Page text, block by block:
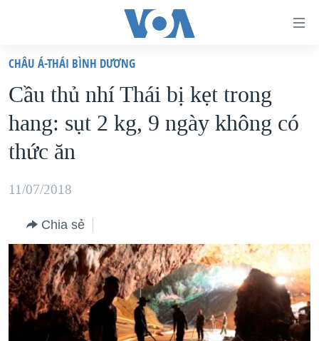
truy
cập
Tới
nội
chính
hướng
chính
Đi
tới
VIỆT NAM
HOA KỲ
BIỂN ĐÔNG
THẾ GIỚI
DIỄN ĐÀN
MỤC
TỰ DO BÁO CHÍ
VẠCH TRẦN TIN GIẢ
NGƯỜI VIỆT HẢI NGOẠI
CHUYÊN ĐỀ
CHIẾN TRANH THƯƠNG MẠI CỦA MỸ: QUÁ KHỨ VÀ HIỆN
TẠI
HỌC TIẾNG ANH
CHÂU Á-THÁI BÌNH DƯƠNG
Cầu thủ nhí Thái bị kẹt trong
hang: sụt 2 kg, 9 ngày không có
thức ăn
11/07/2018
Chia sẻ